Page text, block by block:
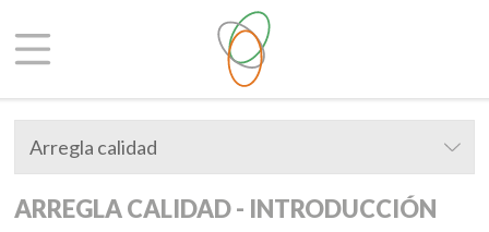
Arregla calidad
ARREGLA CALIDAD - INTRODUCCIÓN